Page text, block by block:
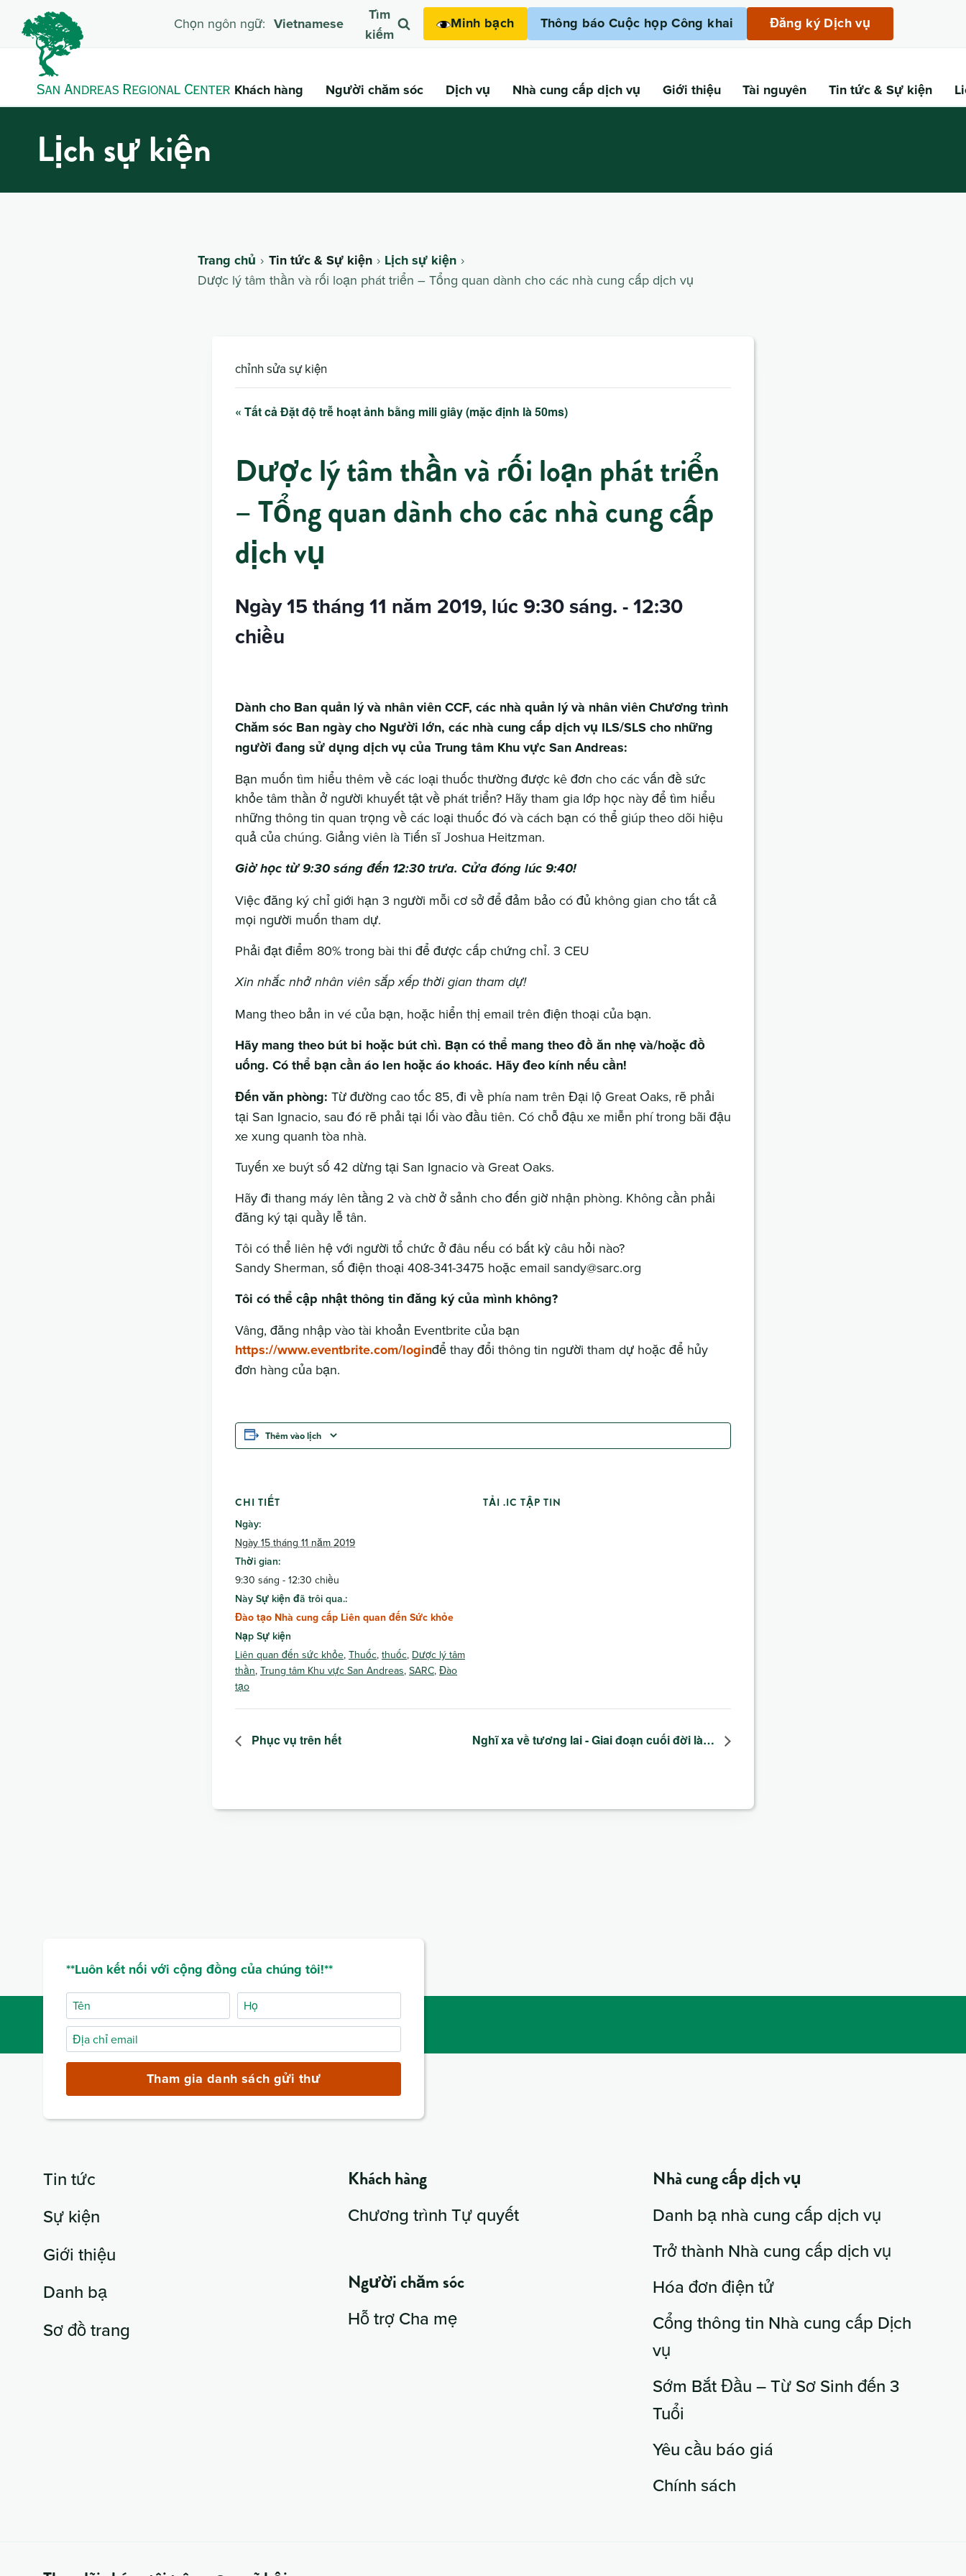
Chọn ngôn ngữ: Vietnamese
Tìm
kiếm
Minh bạch Thông báo Cuộc họp Công khai Đăng ký Dịch vụ
Khách hàng Người chăm sóc Dịch vụ Nhà cung cấp dịch vụ Giới thiệu Tài nguyên Tin tức& Sự kiện
Lịch sự kiện
Trang chủ Tin tức & Sự kiện Lịch sự kiện
Dược lý tâm thần và rối loạn phát triển – Tổng quan dành cho các nhà cung cấp dịch vụ
chỉnh sửa sự kiện
« Tất cả Đặt độ trễ hoạt ảnh bằng mili giây (mặc định là 50ms)
Dược lý tâm thần và rối loạn phát triển
– Tổng quan dành cho các nhà cung cấp
dịch vụ
Ngày 15 tháng 11 năm 2019, lúc 9:30 sáng. -12:30
chiều
Dành cho Ban quản lý và nhân viên CCF, các nhà quản lý và nhân viên Chương trình
Chăm sóc Ban ngày cho Người lớn, các nhà cung cấp dịch vụ ILS/SLS cho những
người đang sử dụng dịch vụ của Trung tâm Khu vực San Andreas:
Bạn muốn tìm hiểu thêm về các loại thuốc thường được kê đơn cho các vấn đề sức
khỏe tâm thần ở người khuyết tật về phát triển? Hãy tham gia lớp học này để tìm hiểu
những thông tin quan trọng về các loại thuốc đó và cách bạn có thể giúp theo dõi hiệu
quả của chúng. Giảng viên là Tiến sĩ Joshua Heitzman.
Giờ học từ 9:30 sáng đến 12:30 trưa. Cửa đóng lúc 9:40!
Việc đăng ký chỉ giới hạn 3 người mỗi cơ sở để đảm bảo có đủ không gian cho tất cả
mọi người muốn tham dự.
Phải đạt điểm 80% trong bài thi để được cấp chứng chỉ. 3 CEU
Xin nhắc nhở nhân viên sắp xếp thời gian tham dự!
Mang theo bản in vé của bạn, hoặc hiển thị email trên điện thoại của bạn.
Hãy mang theo bút bi hoặc bút chì. Bạn có thể mang theo đồ ăn nhẹ và/hoặc đồ
uống. Có thể bạn cần áo len hoặc áo khoác. Hãy đeo kính nếu cần!
Đến văn phòng: Từ đường cao tốc 85, đi về phía nam trên Đại lộ Great Oaks, rẽ phải
tại San Ignacio, sau đó rẽ phải tại lối vào đầu tiên. Có chỗ đậu xe miễn phí trong bãi đậu
xe xung quanh tòa nhà.
Tuyến xe buýt số 42 dừng tại San Ignacio và Great Oaks.
Hãy đi thang máy lên tầng 2 và chờ ở sảnh cho đến giờ nhận phòng. Không cần phải
đăng ký tại quầy lễ tân.
Tôi có thể liên hệ với người tổ chức ở đâu nếu có bất kỳ câu hỏi nào?
Sandy Sherman, số điện thoại 408-341-3475 hoặc email sandy@sarc.org
Tôi có thể cập nhật thông tin đăng ký của mình không?
Vâng, đăng nhập vào tài khoản Eventbrite của bạn
https://www.eventbrite.com/loginđể thay đổi thông tin người tham dự hoặc để hủy
đơn hàng của bạn.
Thêm vào lịch
CHI TIẾT
Ngày:
Ngày 15 tháng 11 năm 2019
Thời gian:
9:30 sáng - 12:30 chiều
Này Sự kiện đã trôi qua.:
Đào tạo Nhà cung cấp Liên quan đến Sức khỏe
Nạp Sự kiện
Liên quan đến sức khỏe, Thuốc, thuốc, Dược lý tâm
thần, Trung tâm Khu vực San Andreas, SARC, Đào
tạo
TẢI .IC TẬP TIN
Phục vụ trên hết Nghĩ xa về tương lai - Giai đoạn cuối đời là…
**Luôn kết nối với cộng đồng của chúng tôi!**
Tên Họ
Địa
chỉ
(bắt
Tham gia danh sách gửi thư
Tin tức
Sự kiện
Giới thiệu
Danh bạ
Sơ đồ trang
Khách hàng
Chương trình Tự quyết
Người chăm sóc
Hỗ trợ Cha mẹ
Nhà cung cấp dịch vụ
Danh bạ nhà cung cấp dịch vụ
Trở thành Nhà cung cấp dịch vụ
Hóa đơn điện tử
Cổng thông tin Nhà cung cấp Dịch
vụ
Sớm Bắt Đầu – Từ Sơ Sinh đến 3
Tuổi
Yêu cầu báo giá
Chính sách